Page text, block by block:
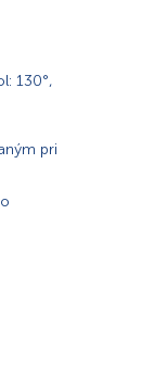
130°,
pri